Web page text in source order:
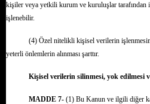
kişiler veya yetkili kurum ve kuruluşlar tarafından
işlenebilir.
(4) Özel nitelikli kişisel verilerin
yeterli önlemlerin alınması şarttır.
Kişisel verilerin silinmesi, yok edilmesi
MADDE 7-(1) Bu Kanun ve ilgili diğer